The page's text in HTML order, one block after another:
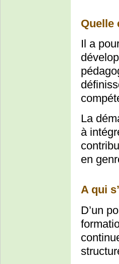
Quelle
Il a
La
à
en
A qui
D’un